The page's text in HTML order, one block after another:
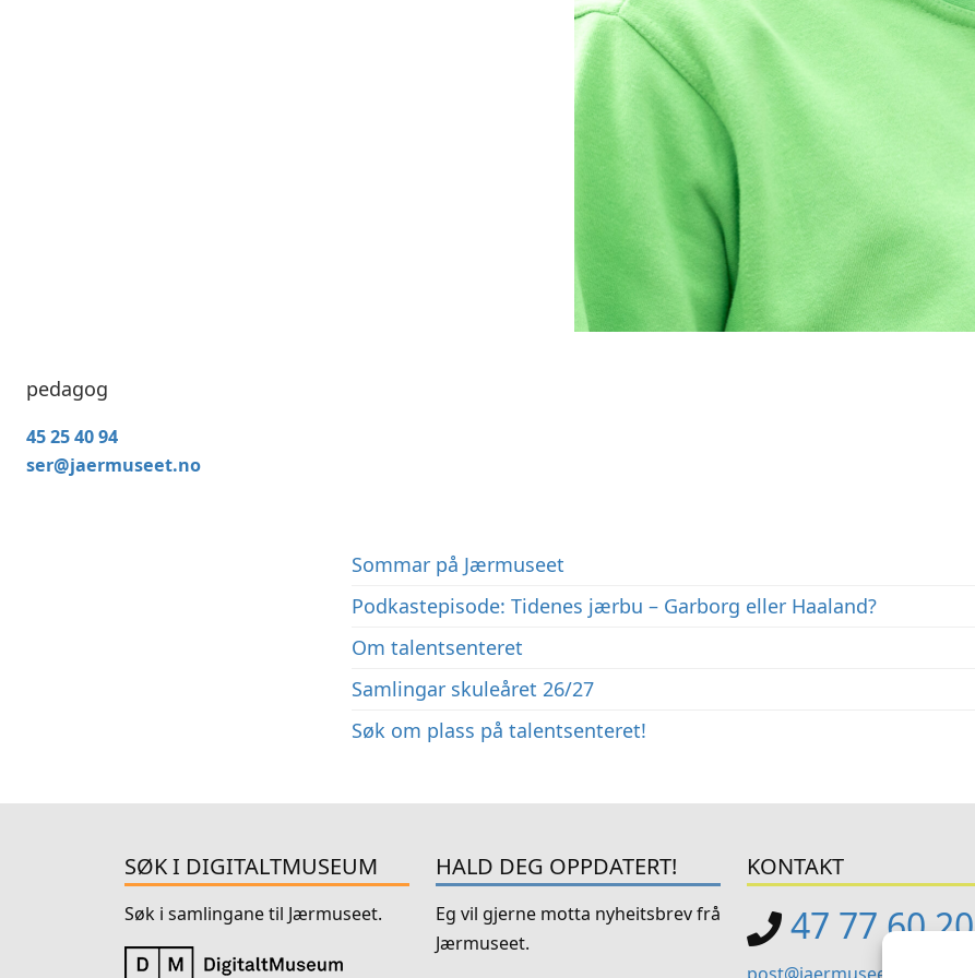
pedagog
45 25 40 94
ser@jaermuseet.no
Sommar på Jærmuseet
Podkastepisode: Tidenes jærbu – Garborg eller Haaland?
Om talentsenteret
Samlingar skuleåret 26/27
Søk om plass på talentsenteret!
SØK I DIGITALTMUSEUM
Søk i samlingane til Jærmuseet.
HALD DEG OPPDATERT!
Eg vil gjerne motta nyheitsbrev frå
Jærmuseet.
KONTAKT
47 77 60 20